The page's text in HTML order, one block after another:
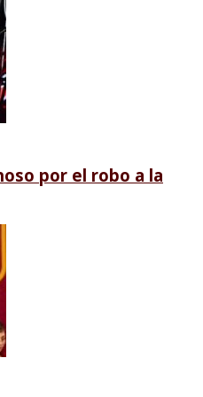
por el robo a la